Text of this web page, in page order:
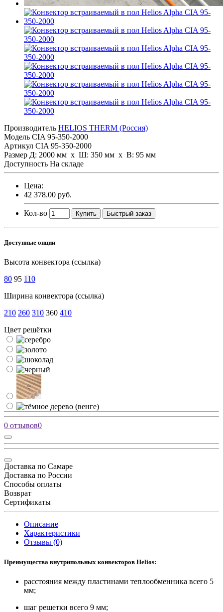
Производитель HELIOS THERM (Россия)
Модель CIA 95-350-2000
Артикул CIA 95-350-2000
Размер Д: 2000 мм х Ш: 350 мм x В: 95 мм
Доступность На складе
Цена:
42 378.00 руб.
Кол-во Купить Быстрый заказ
Доступные опции
Высота конвектора (ссылка)
80 95 110
Ширина конвектора (ссылка)
210 260 310 360 410
Цвет решётки
0 отзывов0
Доставка по Самаре
Доставка по России
Способы оплаты
Возврат
Сертификаты
Описание
Характеристики
Отзывы (0)
Преимущества внутрипольных конвекторов Helios:
расстояния между пластинами теплообменника всего 5
мм;
шаг решетки всего 9 мм;